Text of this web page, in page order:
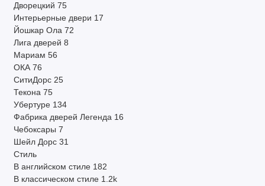
Дворецкий 75
Интерьерные двери 17
Йошкар Ола 72
Лига дверей 8
Мариам 56
ОКА 76
СитиДорс 25
Текона 75
Убертуре 134
Фабрика дверей Легенда 16
Чебоксары 7
Шейл Дорс 31
Стиль
В английском стиле 182
В классическом стиле 1.2k